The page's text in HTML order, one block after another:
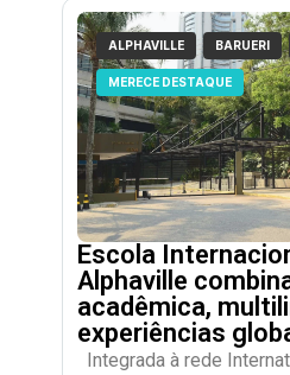
ALPHAVILLE BARUERI
MERECE DESTAQUE
Escola
Alphaville
acadêmica,
experiências
Integrada à rede